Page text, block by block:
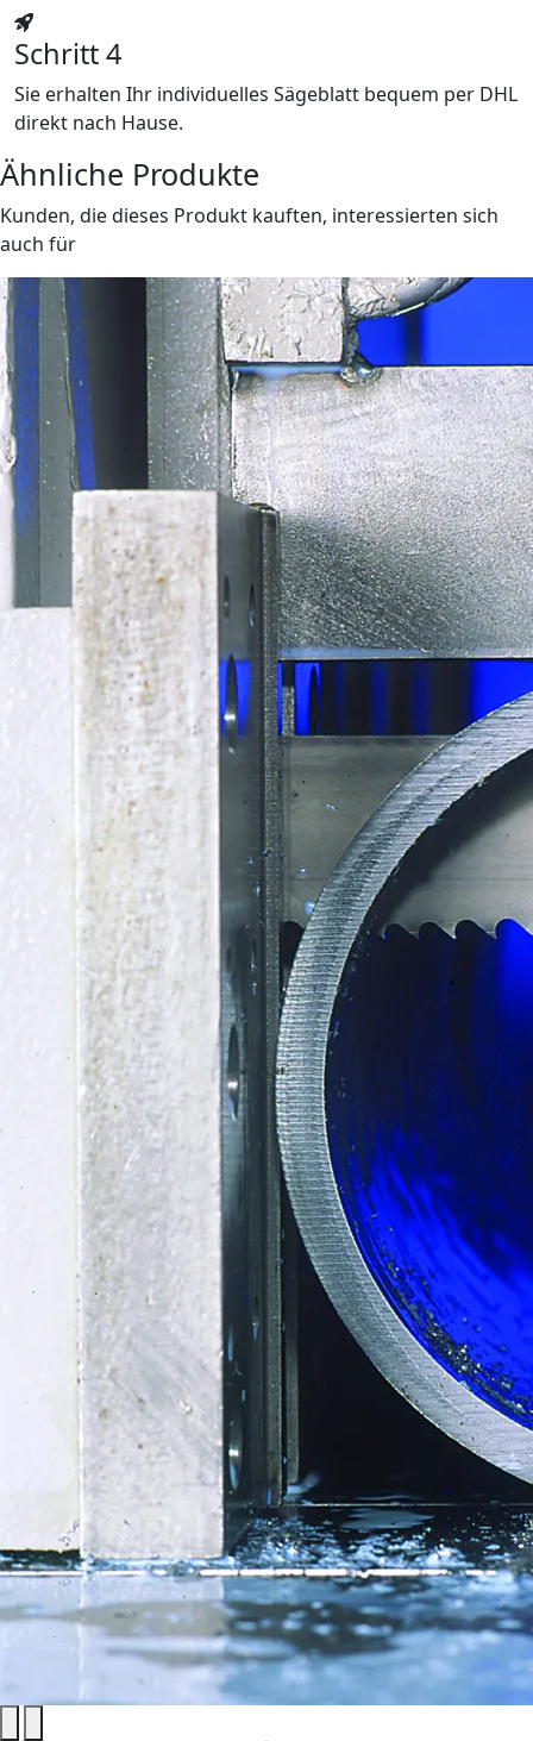
Schritt 4
Sie erhalten Ihr individuelles Sägeblatt bequem per DHL
direkt nach Hause.
Ähnliche Produkte
Kunden, die dieses Produkt kauften, interessierten sich
auch für